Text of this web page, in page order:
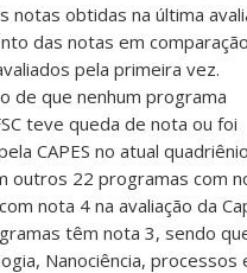
notas obtidas na última
das notas em
pela primeira vez.
de que nenhum programa
teve queda de nota ou foi
CAPES no atual
outros 22 programas com
nota 4 na avaliação da
têm nota 3, sendo
Nanociência, processos